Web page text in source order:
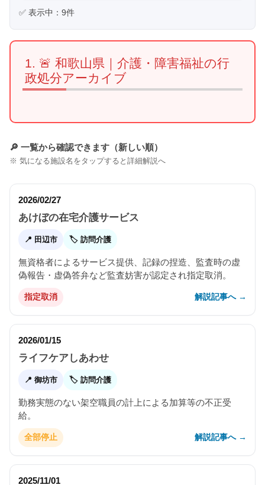
✅ 表示中： 9件
🚨 和歌山県｜介護・障害福祉の行
政処分アーカイブ
🔎 一覧から確認できます（新しい順）
※ 気になる施設名をタップすると詳細解説へ
2026/02/27
あけぼの在宅介護サービス
📍 田辺市 🏷 訪問介護
無資格者によるサービス提供、記録の捏造、監査時の虚
偽報告・虚偽答弁など監査妨害が認定され指定取消。
指定取消 解説記事へ →
2026/01/15
ライフケアしあわせ
📍 御坊市 🏷 訪問介護
勤務実態のない架空職員の計上による加算等の不正受
給。
全部停止 解説記事へ →
2025/11/01